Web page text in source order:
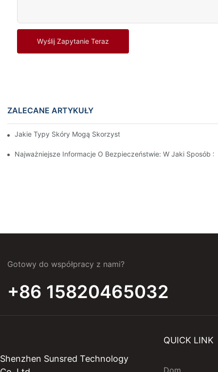
Wyślij Zapytanie Teraz
ZALECANE ARTYKUŁY
Jakie Typy Skóry Mogą Skorzystać Z Terapii Światłem
Najważniejsze Informacje O Bezpieczeństwie: W Jaki Sposób
Gotowy do współpracy z nami?
+86 15820465032
Shenzhen Sunsred Technology
QUICK LINK
Dom